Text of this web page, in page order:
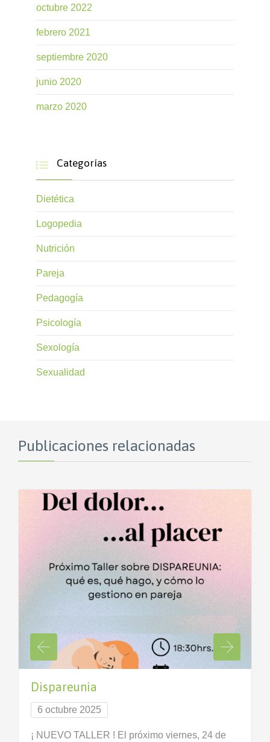
octubre 2022
febrero 2021
septiembre 2020
junio 2020
marzo 2020
 Categorías
Dietética
Logopedia
Nutrición
Pareja
Pedagogía
Psicología
Sexología
Sexualidad
Publicaciones relacionadas
Dispareunia
6 octubre 2025
¡ NUEVO TALLER ! El próximo viernes, 24 de